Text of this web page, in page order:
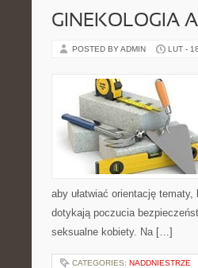
GINEKOLOGIA
POSTED BY ADMIN LUT -
aby ułatwiać orientację
dotykają poczucia
seksualne kobiety. Na […]
CATEGORIES: NADDNIESTRZE